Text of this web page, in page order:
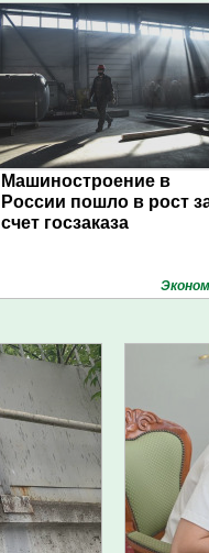
Машиностроение в
России пошло в рост
счет госзаказа